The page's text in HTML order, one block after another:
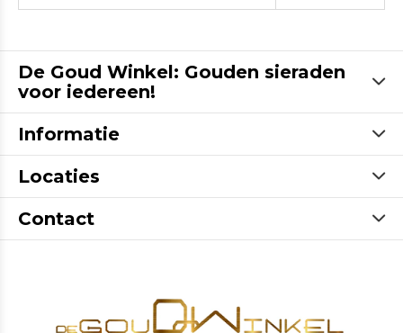
De Goud Winkel: Gouden sieraden
voor iedereen!
Informatie
Locaties
Contact